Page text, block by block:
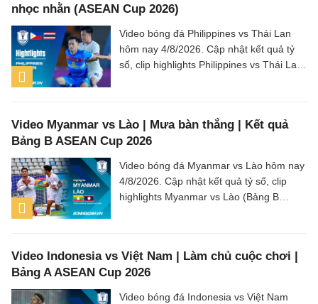
nhọc nhằn (ASEAN Cup 2026)
Video bóng đá Philippines vs Thái Lan
hôm nay 4/8/2026. Cập nhật kết quả tỷ
số, clip highlights Philippines vs Thái Lan
Video Myanmar vs Lào | Mưa bàn thắng | Kết quả
Bảng B ASEAN Cup 2026
Video bóng đá Myanmar vs Lào hôm nay
4/8/2026. Cập nhật kết quả tỷ số, clip
highlights Myanmar vs Lào (Bảng B
Video Indonesia vs Việt Nam | Làm chủ cuộc chơi |
Bảng A ASEAN Cup 2026
Video bóng đá Indonesia vs Việt Nam